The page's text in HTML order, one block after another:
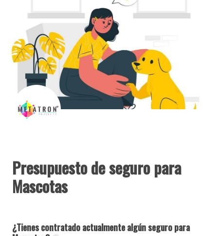
Presupuesto de seguro para
Mascotas
¿Tienes contratado actualmente algún seguro para